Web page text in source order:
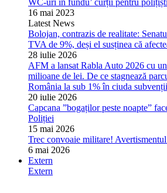
WC-uri în fundu’ curții pentru polițiști
16 mai 2023
Latest News
Bolojan, contrazis de realitate:
TVA de 9%, deși el susținea că
28 iulie 2026
AFM a lansat Rabla Auto 2026 cu
milioane de lei. De ce stagnează
România la sub 1% în ciuda
20 iulie 2026
Capcana ”bogaților peste noapte”
Poliției
15 mai 2026
Trec convoaie militare!
6 mai 2026
Extern
Extern